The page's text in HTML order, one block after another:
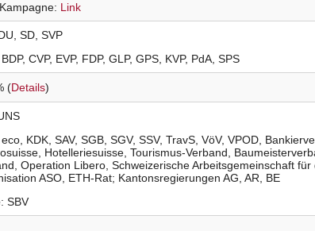
Link
SD SVP
BDP CVP EVP FDP GLP GPS KVP PdA SPS
(Details)
eco KDK SAV SGB SGV SSV TravS VöV VPOD
Hotelleriesuisse Tourismus-Verband
Operation Libero Schweizerische Arbeitsgemeinschaft
ASO ETH-Rat; Kantonsregierungen AG AR BE
SBV